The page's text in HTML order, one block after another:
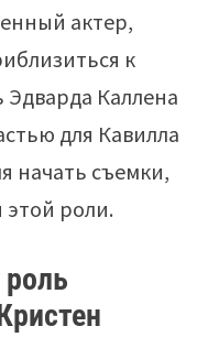
актер,
к
Каллена
для Кавилла
начать съемки,
этой роли.
роль